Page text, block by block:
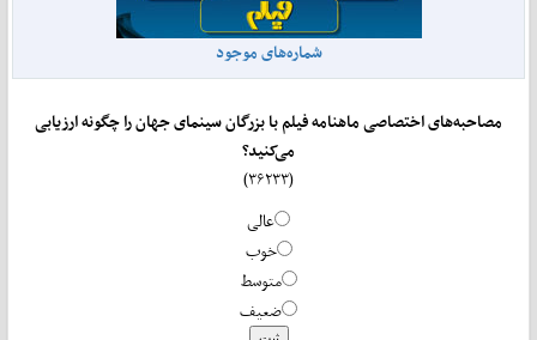
شماره‌های موجود
مصاحبه‌های اختصاصی ماهنامه فیلم با بزرگان سینمای جهان را چگونه ارزیابی
می‌کنید؟
عالی
خوب
متوسط
ضعیف